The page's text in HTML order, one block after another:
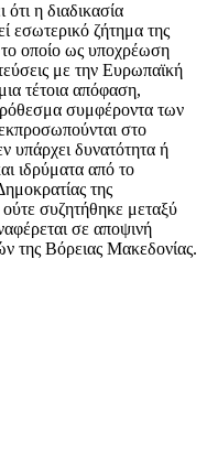
η διαδικασία
εσωτερικό ζήτημα της
οποίο ως υποχρέωση
με την Ευρωπαϊκή
τέτοια απόφαση,
συμφέροντα των
στο
υπάρχει δυνατότητα ή
ιδρύματα από το
της
συζητήθηκε μεταξύ
σε αποψινή
της Βόρειας Μακεδονίας.